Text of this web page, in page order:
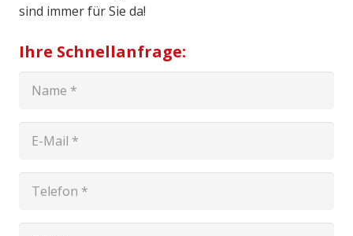
sind immer für Sie da!
Ihre Schnellanfrage: